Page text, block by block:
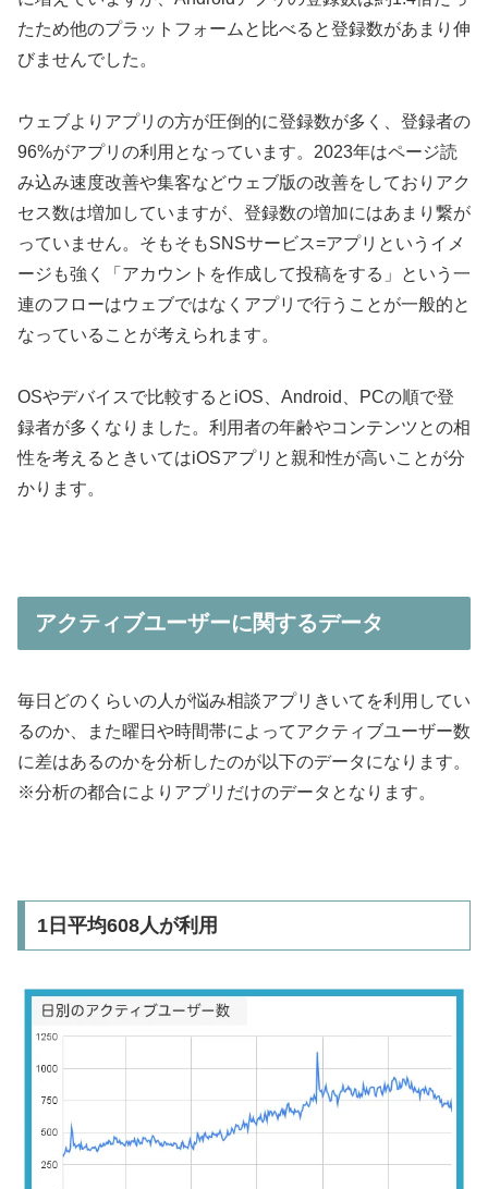
たため他のプラットフォームと比べると登録数があまり伸
びませんでした。
ウェブよりアプリの方が圧倒的に登録数が多く、登録者の
96%がアプリの利用となっています。2023年はページ読
み込み速度改善や集客などウェブ版の改善をしておりアク
セス数は増加していますが、登録数の増加にはあまり繋が
っていません。そもそもSNSサービス=アプリというイメ
ージも強く「アカウントを作成して投稿をする」という一
連のフローはウェブではなくアプリで行うことが一般的と
なっていることが考えられます。
OSやデバイスで比較するとiOS、Android、PCの順で登
録者が多くなりました。利用者の年齢やコンテンツとの相
性を考えるときいてはiOSアプリと親和性が高いことが分
かります。
アクティブユーザーに関するデータ
毎日どのくらいの人が悩み相談アプリきいてを利用してい
るのか、また曜日や時間帯によってアクティブユーザー数
に差はあるのかを分析したのが以下のデータになります。
※分析の都合によりアプリだけのデータとなります。
1日平均608人が利用